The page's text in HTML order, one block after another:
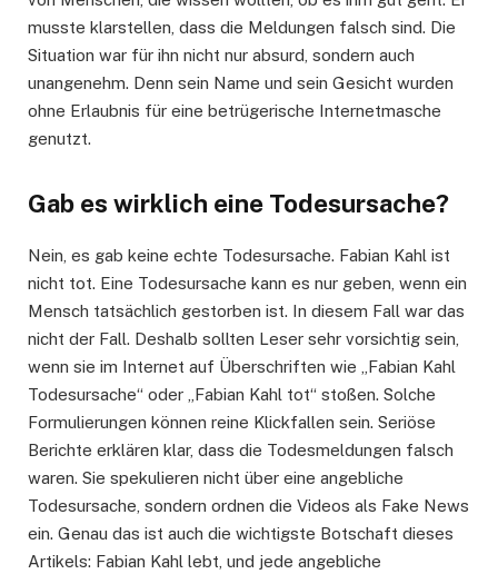
musste klarstellen, dass die Meldungen falsch sind. Die
Situation war für ihn nicht nur absurd, sondern auch
unangenehm. Denn sein Name und sein Gesicht wurden
ohne Erlaubnis für eine betrügerische Internetmasche
genutzt.
Gab es wirklich eine Todesursache?
Nein, es gab keine echte Todesursache. Fabian Kahl ist
nicht tot. Eine Todesursache kann es nur geben, wenn ein
Mensch tatsächlich gestorben ist. In diesem Fall war das
nicht der Fall. Deshalb sollten Leser sehr vorsichtig sein,
wenn sie im Internet auf Überschriften wie „Fabian Kahl
Todesursache“ oder „Fabian Kahl tot“ stoßen. Solche
Formulierungen können reine Klickfallen sein. Seriöse
Berichte erklären klar, dass die Todesmeldungen falsch
waren. Sie spekulieren nicht über eine angebliche
Todesursache, sondern ordnen die Videos als Fake News
ein. Genau das ist auch die wichtigste Botschaft dieses
Artikels: Fabian Kahl lebt, und jede angebliche